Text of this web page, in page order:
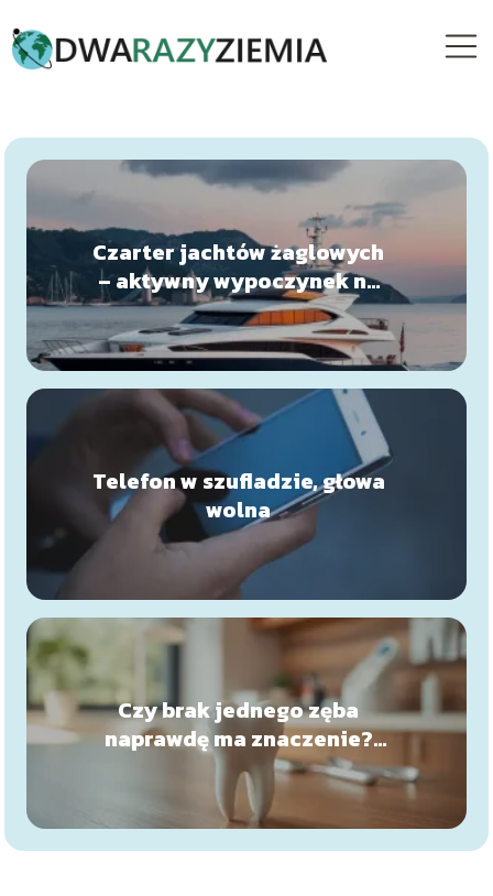
Czarter jachtów żaglowych
– aktywny wypoczynek na
Mazurach
Telefon w szufladzie, głowa
wolna
Czy brak jednego zęba
naprawdę ma znaczenie?
Konsekwencje, o których się
nie mówi